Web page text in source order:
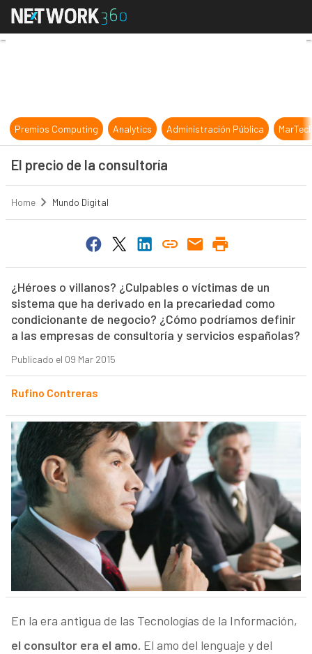
El precio de la consultoría
Premios Computing Analytics Administración Pública
El precio de la consultoría
Home Mundo Digital
¿Héroes o villanos? ¿Culpables o víctimas de un
sistema que ha derivado en la precariedad como
condicionante de negocio? ¿Cómo podríamos definir
a las empresas de consultoría y servicios españolas?
Publicado el 09 Mar 2015
Rufino Contreras
En la era antigua de las Tecnologías de la Información,
el consultor era el amo. El amo del lenguaje y del